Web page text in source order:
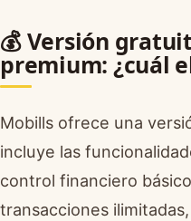
💰 Versión
premium: ¿cuál
Mobills ofrece una
incluye las
control financiero
transacciones